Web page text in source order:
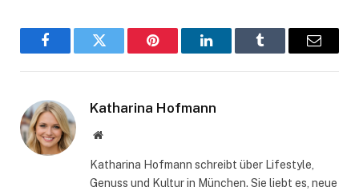
FacebookTwitter Pinterest LinkedInTumblr Email
Katharina Hofmann
Website
Katharina Hofmann schreibt über Lifestyle,
Genuss und Kultur in München. Sie liebt es, neue